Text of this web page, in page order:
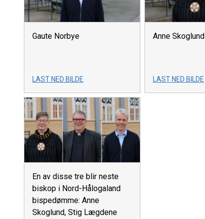
Gaute Norbye
LAST NED BILDE
Anne Skoglund
LAST NED BILDE
En av disse tre blir neste
biskop i Nord-Hålogaland
bispedømme: Anne
Skoglund, Stig Lægdene